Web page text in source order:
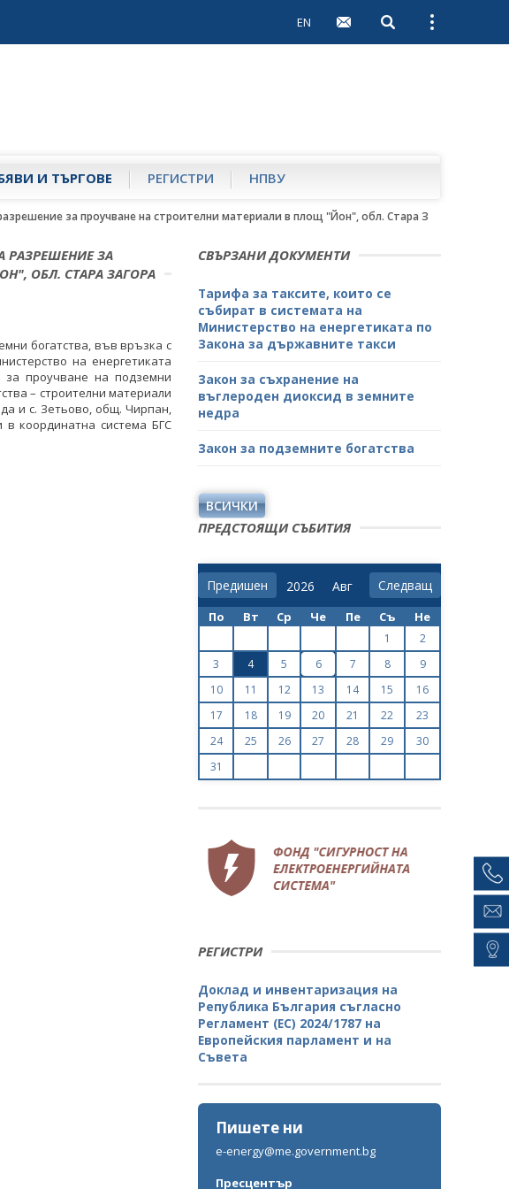
EN Open search
Open
И ТЪРГОВЕ РЕГИСТРИ НПВУ
за проучване на строителни материали в площ "Йон", обл. Стара Загора
РАЗРЕШЕНИЕ ЗА
ОБЛ. СТАРА ЗАГОРА
богатства, във връзка с
на енергетиката
за проучване на подземни
– строителни материали
и с. Зетьово, общ. Чирпан,
в координатна система БГС
СВЪРЗАНИ ДОКУМЕНТИ
Тарифа за таксите, които се
събират в системата на
Министерство на енергетиката по
Закона за държавните такси
Закон за съхранение на
въглероден диоксид в земните
недра
Закон за подземните богатства
ВСИЧКИ
ПРЕДСТОЯЩИ СЪБИТИЯ
Предишен Следващ
По Вт Ср Че Пе Съ Не
1
2
3
4 5 6 7 8
9
10
11 12 13 14 15
16
17
18 19 20 21 22
23
24
25 26 27 28 29
30
31
РЕГИСТРИ
Доклад и инвентаризация на
Република България съгласно
Регламент (ЕС) 2024/1787 на
Европейския парламент и на
Съвета
Пишете ни
e-energy@me.government.bg
Пресцентър